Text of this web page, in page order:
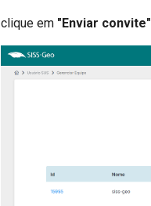
clique em "Enviar convite"